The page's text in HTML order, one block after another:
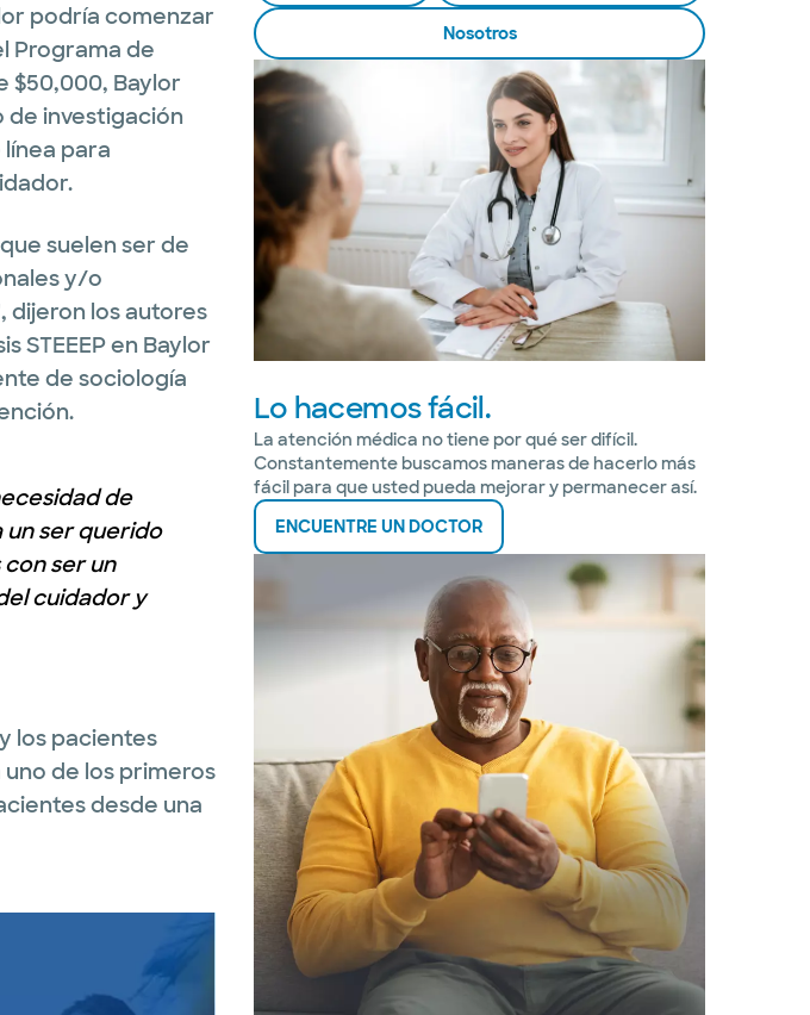
podría comenzar
Programa de
$50,000, Baylor
de investigación
para
suelen ser de
y/o
dijeron los autores
STEEEP en Baylor
de sociología
de
un ser querido
ser un
cuidador y
los pacientes
de los primeros
desde una
Nosotros
Lo hacemos fácil.
La atención médica no tiene por qué ser difícil.
Constantemente buscamos maneras de hacerlo más
fácil para que usted pueda mejorar y permanecer así.
ENCUENTRE UN DOCTOR